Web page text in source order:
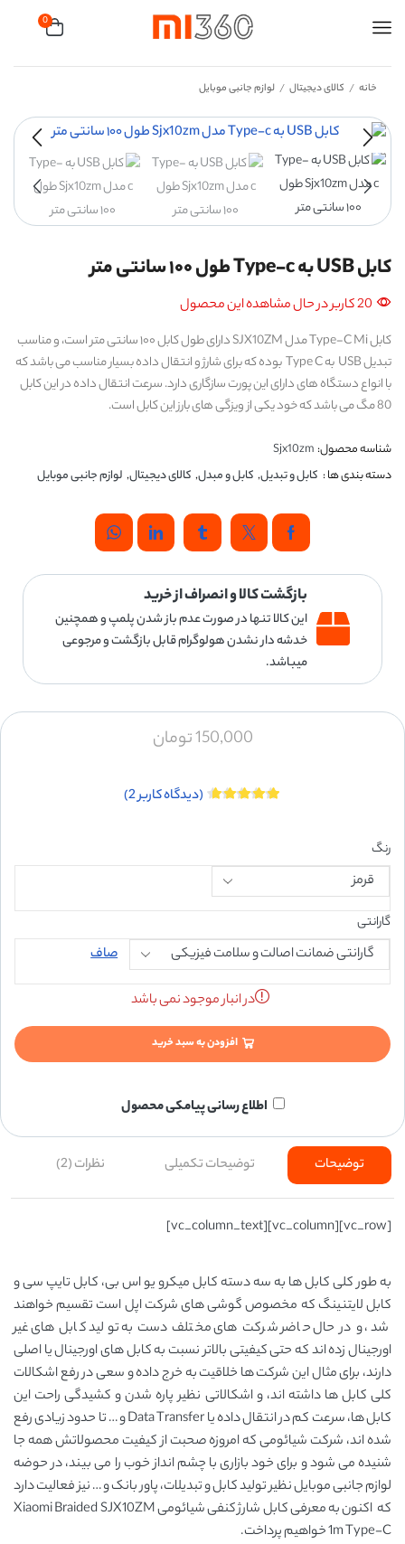
0
خانه / کالای دیجیتال / لوازم جانبی موبایل
کابل USB به Type-c طول ۱۰۰ سانتی متر
20 کاربر در حال مشاهده این محصول
کابل Type-C Mi مدل SJX10ZM دارای طول کابل ۱۰۰ سانتی متر است، و مناسب
تبدیل USB به Type C بوده که برای شارژ و انتقال داده بسیار مناسب می باشد که
با انواع دستگاه های دارای این پورت سازگاری دارد. سرعت انتقال داده در این کابل
80 مگ می باشد که خود یکی از ویزگی های بارز این کابل است.
شناسه محصول: Sjx10zm
دسته بندی ها : کابل و تبدیل, کابل و مبدل, کالای دیجیتال, لوازم جانبی موبایل
بازگشت کالا و انصراف از خرید
این کالا تنها در صورت عدم باز شدن پلمپ و همچنین
خدشه دار نشدن هولوگرام قابل بازگشت و مرجوعی
میباشد.
150,000تومان
(دیدگاه کاربر2
)
رنگ
گارانتی
صاف
در انبار موجود نمی باشد
افزودن به سبد خرید
اطلاع رسانی پیامکی محصول
توضیحات توضیحات تکمیلی نظرات (2)
[vc_row][vc_column][vc_column_text]
به طور کلی کابل ها به سه دسته کابل میکرو یو اس بی، کابل تایپ سی و
کابل لایتنینگ که مخصوص گوشی های شرکت اپل است تقسیم خواهند
شد، و در حال حاضر شرکت های مختلف دست به تولید کابل های غیر
اورجینال زده اند که حتی کیفیتی بالاتر نسبت به کابل های اورجینال یا اصلی
دارند، برای مثال این شرکت ها خلاقیت به خرج داده و سعی در رفع اشکالات
کلی کابل ها داشته اند، و اشکالاتی نظیر پاره شدن و کشیدگی راحت این
کابل ها، سرعت کم در انتقال داده یا Data Transfer و … تا حدود زیادی رفع
شده اند، شرکت شیائومی که امروزه صحبت از کیفیت محصولاتش همه جا
شنیده می شود و برای خود بازاری با چشم انداز خوب را می بیند، در حوضه
لوازم جانبی موبایل نظیر تولید کابل و تبدیلات، پاور بانک و … نیز فعالیت دارد
که اکنون به معرفی کابل شارژ کنفی شیائومی Xiaomi Braided SJX10ZM
1m Type-C خواهیم پرداخت.